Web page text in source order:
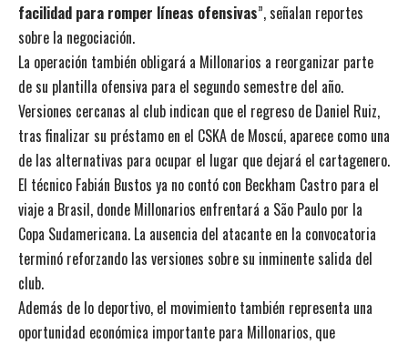
facilidad para romper líneas ofensivas”, señalan reportes
sobre la negociación.
La operación también obligará a Millonarios a reorganizar parte
de su plantilla ofensiva para el segundo semestre del año.
Versiones cercanas al club indican que el regreso de Daniel Ruiz,
tras finalizar su préstamo en el CSKA de Moscú, aparece como una
de las alternativas para ocupar el lugar que dejará el cartagenero.
El técnico Fabián Bustos ya no contó con Beckham Castro para el
viaje a Brasil, donde Millonarios enfrentará a São Paulo por la
Copa Sudamericana. La ausencia del atacante en la convocatoria
terminó reforzando las versiones sobre su inminente salida del
club.
Además de lo deportivo, el movimiento también representa una
oportunidad económica importante para Millonarios, que